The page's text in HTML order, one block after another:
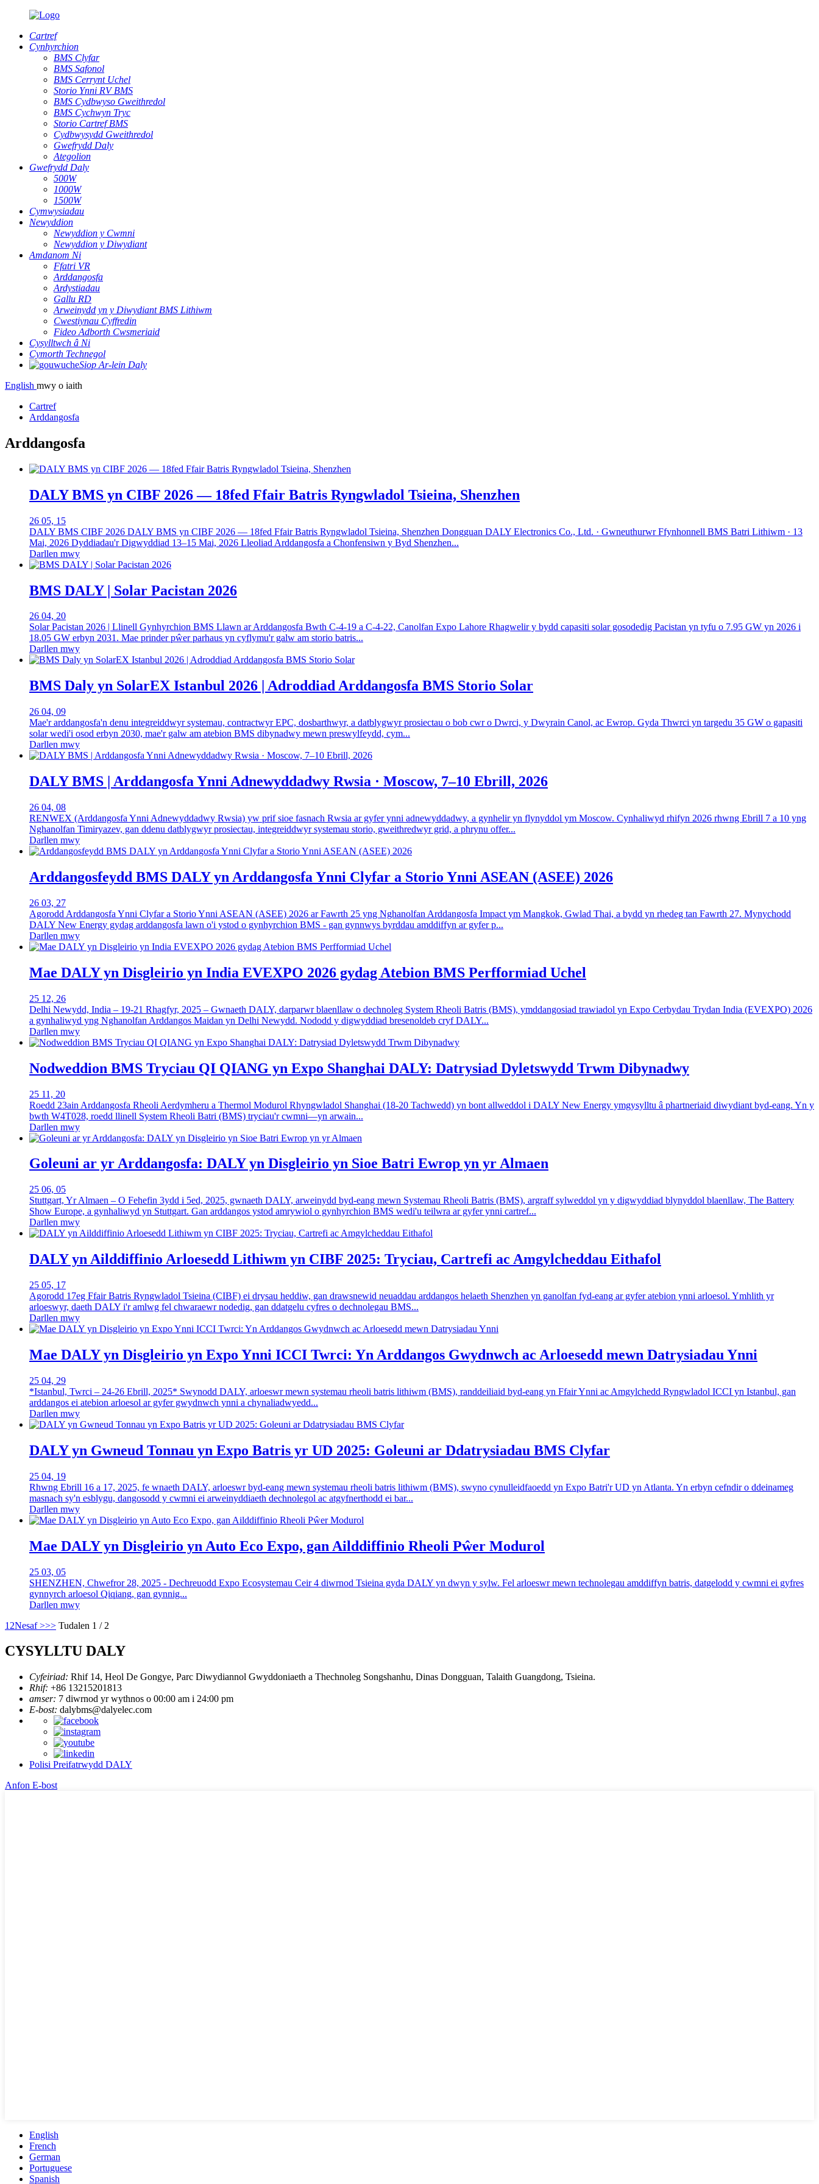
Cartref
Cynhyrchion
BMS Clyfar
BMS Safonol
BMS Cerrynt Uchel
Storio Ynni RV BMS
BMS Cydbwyso Gweithredol
BMS Cychwyn Tryc
Storio Cartref BMS
Cydbwysydd Gweithredol
Gwefrydd Daly
Ategolion
Gwefrydd Daly
500W
1000W
1500W
Cymwysiadau
Newyddion
Newyddion y Cwmni
Newyddion y Diwydiant
Amdanom Ni
Ffatri VR
Arddangosfa
Ardystiadau
Gallu RD
Arweinydd yn y Diwydiant BMS Lithiwm
Cwestiynau Cyffredin
Fideo Adborth Cwsmeriaid
Cysylltwch â Ni
Cymorth Technegol
Siop Ar-lein Daly
English mwy o iaith
Cartref
Arddangosfa
Arddangosfa
DALY BMS yn CIBF 2026 — 18fed Ffair Batris Ryngwladol Tsieina, Shenzhen
26 05, 15
DALY BMS CIBF 2026 DALY BMS yn CIBF 2026 — 18fed Ffair Batris Ryngwladol Tsieina, Shenzhen Dongguan DALY Electronics Co., Ltd. · Gwneuthurwr Ffynhonnell BMS Batri Lithiwm · 13
Mai, 2026 Dyddiadau'r Digwyddiad 13–15 Mai, 2026 Lleoliad Arddangosfa a Chonfensiwn y Byd Shenzhen...
Darllen mwy
BMS DALY | Solar Pacistan 2026
26 04, 20
Solar Pacistan 2026 | Llinell Gynhyrchion BMS Llawn ar Arddangosfa Bwth C-4-19 a C-4-22, Canolfan Expo Lahore Rhagwelir y bydd capasiti solar gosodedig Pacistan yn tyfu o 7.95 GW yn 2026 i
18.05 GW erbyn 2031. Mae prinder pŵer parhaus yn cyflymu'r galw am storio batris...
Darllen mwy
BMS Daly yn SolarEX Istanbul 2026 | Adroddiad Arddangosfa BMS Storio Solar
26 04, 09
Mae'r arddangosfa'n denu integreiddwyr systemau, contractwyr EPC, dosbarthwyr, a datblygwyr prosiectau o bob cwr o Dwrci, y Dwyrain Canol, ac Ewrop. Gyda Thwrci yn targedu 35 GW o gapasiti
solar wedi'i osod erbyn 2030, mae'r galw am atebion BMS dibynadwy mewn preswylfeydd, cym...
Darllen mwy
DALY BMS | Arddangosfa Ynni Adnewyddadwy Rwsia · Moscow, 7–10 Ebrill, 2026
26 04, 08
RENWEX (Arddangosfa Ynni Adnewyddadwy Rwsia) yw prif sioe fasnach Rwsia ar gyfer ynni adnewyddadwy, a gynhelir yn flynyddol ym Moscow. Cynhaliwyd rhifyn 2026 rhwng Ebrill 7 a 10 yng
Nghanolfan Timiryazev, gan ddenu datblygwyr prosiectau, integreiddwyr systemau storio, gweithredwyr grid, a phrynu offer...
Darllen mwy
Arddangosfeydd BMS DALY yn Arddangosfa Ynni Clyfar a Storio Ynni ASEAN (ASEE) 2026
26 03, 27
Agorodd Arddangosfa Ynni Clyfar a Storio Ynni ASEAN (ASEE) 2026 ar Fawrth 25 yng Nghanolfan Arddangosfa Impact ym Mangkok, Gwlad Thai, a bydd yn rhedeg tan Fawrth 27. Mynychodd
DALY New Energy gydag arddangosfa lawn o'i ystod o gynhyrchion BMS - gan gynnwys byrddau amddiffyn ar gyfer p...
Darllen mwy
Mae DALY yn Disgleirio yn India EVEXPO 2026 gydag Atebion BMS Perfformiad Uchel
25 12, 26
Delhi Newydd, India – 19-21 Rhagfyr, 2025 – Gwnaeth DALY, darparwr blaenllaw o dechnoleg System Rheoli Batris (BMS), ymddangosiad trawiadol yn Expo Cerbydau Trydan India (EVEXPO) 2026
a gynhaliwyd yng Nghanolfan Arddangos Maidan yn Delhi Newydd. Nododd y digwyddiad bresenoldeb cryf DALY...
Darllen mwy
Nodweddion BMS Tryciau QI QIANG yn Expo Shanghai DALY: Datrysiad Dyletswydd Trwm Dibynadwy
25 11, 20
Roedd 23ain Arddangosfa Rheoli Aerdymheru a Thermol Modurol Rhyngwladol Shanghai (18-20 Tachwedd) yn bont allweddol i DALY New Energy ymgysylltu â phartneriaid diwydiant byd-eang. Yn y
bwth W4T028, roedd llinell System Rheoli Batri (BMS) tryciau'r cwmni—yn arwain...
Darllen mwy
Goleuni ar yr Arddangosfa: DALY yn Disgleirio yn Sioe Batri Ewrop yn yr Almaen
25 06, 05
Stuttgart, Yr Almaen – O Fehefin 3ydd i 5ed, 2025, gwnaeth DALY, arweinydd byd-eang mewn Systemau Rheoli Batris (BMS), argraff sylweddol yn y digwyddiad blynyddol blaenllaw, The Battery
Show Europe, a gynhaliwyd yn Stuttgart. Gan arddangos ystod amrywiol o gynhyrchion BMS wedi'u teilwra ar gyfer ynni cartref...
Darllen mwy
DALY yn Ailddiffinio Arloesedd Lithiwm yn CIBF 2025: Tryciau, Cartrefi ac Amgylcheddau Eithafol
25 05, 17
Agorodd 17eg Ffair Batris Ryngwladol Tsieina (CIBF) ei drysau heddiw, gan drawsnewid neuaddau arddangos helaeth Shenzhen yn ganolfan fyd-eang ar gyfer atebion ynni arloesol. Ymhlith yr
arloeswyr, daeth DALY i'r amlwg fel chwaraewr nodedig, gan ddatgelu cyfres o dechnolegau BMS...
Darllen mwy
Mae DALY yn Disgleirio yn Expo Ynni ICCI Twrci: Yn Arddangos Gwydnwch ac Arloesedd mewn Datrysiadau Ynni
25 04, 29
*Istanbul, Twrci – 24-26 Ebrill, 2025* Swynodd DALY, arloeswr mewn systemau rheoli batris lithiwm (BMS), randdeiliaid byd-eang yn Ffair Ynni ac Amgylchedd Ryngwladol ICCI yn Istanbul, gan
arddangos ei atebion arloesol ar gyfer gwydnwch ynni a chynaliadwyedd...
Darllen mwy
DALY yn Gwneud Tonnau yn Expo Batris yr UD 2025: Goleuni ar Ddatrysiadau BMS Clyfar
25 04, 19
Rhwng Ebrill 16 a 17, 2025, fe wnaeth DALY, arloeswr byd-eang mewn systemau rheoli batris lithiwm (BMS), swyno cynulleidfaoedd yn Expo Batri'r UD yn Atlanta. Yn erbyn cefndir o ddeinameg
masnach sy'n esblygu, dangosodd y cwmni ei arweinyddiaeth dechnolegol ac atgyfnerthodd ei bar...
Darllen mwy
Mae DALY yn Disgleirio yn Auto Eco Expo, gan Ailddiffinio Rheoli Pŵer Modurol
25 03, 05
SHENZHEN, Chwefror 28, 2025 - Dechreuodd Expo Ecosystemau Ceir 4 diwrnod Tsieina gyda DALY yn dwyn y sylw. Fel arloeswr mewn technolegau amddiffyn batris, datgelodd y cwmni ei gyfres
gynnyrch arloesol Qiqiang, gan gynnig...
Darllen mwy
1 2Nesaf >>> Tudalen 1 / 2
CYSYLLTU DALY
Cyfeiriad: Rhif 14, Heol De Gongye, Parc Diwydiannol Gwyddoniaeth a Thechnoleg Songshanhu, Dinas Dongguan, Talaith Guangdong, Tsieina.
Rhif: +86 13215201813
amser: 7 diwrnod yr wythnos o 00:00 am i 24:00 pm
E-bost: dalybms@dalyelec.com
Polisi Preifatrwydd DALY
Anfon E-bost
English
French
German
Portuguese
Spanish